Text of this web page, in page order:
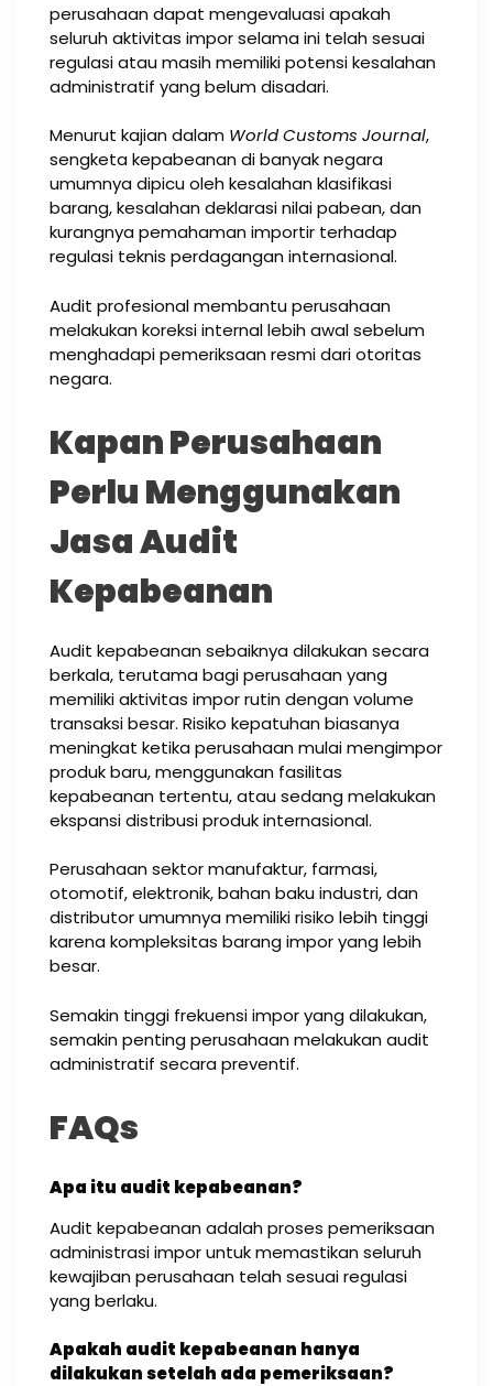
perusahaan dapat mengevaluasi apakah
seluruh aktivitas impor selama ini telah sesuai
regulasi atau masih memiliki potensi kesalahan
administratif yang belum disadari.
Menurut kajian dalam World Customs Journal,
sengketa kepabeanan di banyak negara
umumnya dipicu oleh kesalahan klasifikasi
barang, kesalahan deklarasi nilai pabean, dan
kurangnya pemahaman importir terhadap
regulasi teknis perdagangan internasional.
Audit profesional membantu perusahaan
melakukan koreksi internal lebih awal sebelum
menghadapi pemeriksaan resmi dari otoritas
negara.
Kapan Perusahaan
Perlu Menggunakan
Jasa Audit
Kepabeanan
Audit kepabeanan sebaiknya dilakukan secara
berkala, terutama bagi perusahaan yang
memiliki aktivitas impor rutin dengan volume
transaksi besar. Risiko kepatuhan biasanya
meningkat ketika perusahaan mulai mengimpor
produk baru, menggunakan fasilitas
kepabeanan tertentu, atau sedang melakukan
ekspansi distribusi produk internasional.
Perusahaan sektor manufaktur, farmasi,
otomotif, elektronik, bahan baku industri, dan
distributor umumnya memiliki risiko lebih tinggi
karena kompleksitas barang impor yang lebih
besar.
Semakin tinggi frekuensi impor yang dilakukan,
semakin penting perusahaan melakukan audit
administratif secara preventif.
FAQs
Apa itu audit kepabeanan?
Audit kepabeanan adalah proses pemeriksaan
administrasi impor untuk memastikan seluruh
kewajiban perusahaan telah sesuai regulasi
yang berlaku.
Apakah audit kepabeanan hanya
dilakukan setelah ada pemeriksaan?